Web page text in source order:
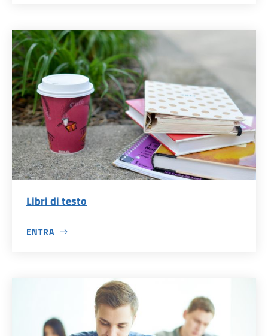
Libri di testo
ENTRA